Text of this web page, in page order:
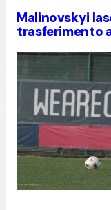
Malinovskyi
trasferimento